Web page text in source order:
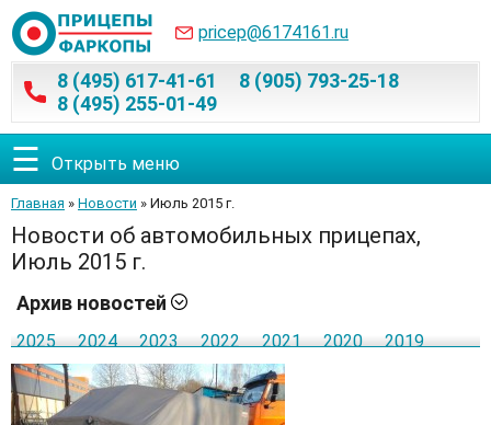
pricep@6174161.ru
8 (495) 617-41-61
8 (905) 793-25-18
8 (495) 255-01-49
☰ Открыть меню
Главная » Новости » Июль 2015 г.
Новости об автомобильных прицепах,
Июль 2015 г.
Архив новостей
2025 2024 2023 2022 2021 2020
2019
2018
2017 2016
2015
Январь
Февраль Март Апрель